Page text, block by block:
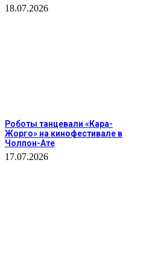
18.07.2026
Роботы танцевали «Кара-
Жорго» на кинофестивале в
Чолпон-Ате
17.07.2026